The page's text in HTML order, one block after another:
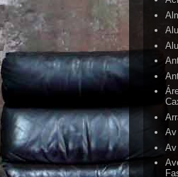
Av
Av